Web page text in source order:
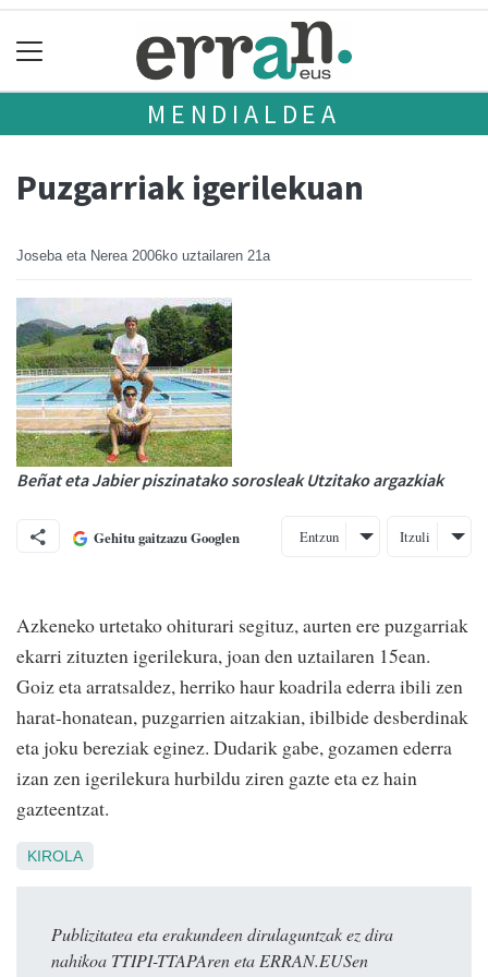
MENDIALDEA
Puzgarriak igerilekuan
Joseba eta Nerea 2006ko uztailaren 21a
Beñat eta Jabier piszinatako sorosleak Utzitako argazkiak
Gehitu gaitzazu Googlen Entzun Itzuli
Azkeneko urtetako ohiturari segituz, aurten ere puzgarriak
ekarri zituzten igerilekura, joan den uztailaren 15ean.
Goiz eta arratsaldez, herriko haur koadrila ederra ibili zen
harat-honatean, puzgarrien aitzakian, ibilbide desberdinak
eta joku bereziak eginez. Dudarik gabe, gozamen ederra
izan zen igerilekura hurbildu ziren gazte eta ez hain
gazteentzat.
KIROLA
Publizitatea eta erakundeen dirulaguntzak ez dira
nahikoa TTIPI-TTAPAren eta ERRAN.EUSen